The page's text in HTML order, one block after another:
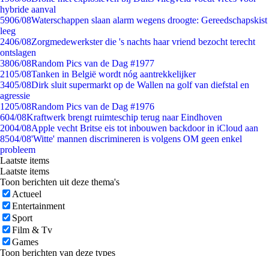
hybride aanval
5906/08Waterschappen slaan alarm wegens droogte: Gereedschapskist
leeg
2406/08Zorgmedewerkster die 's nachts haar vriend bezocht terecht
ontslagen
3806/08Random Pics van de Dag #1977
2105/08Tanken in België wordt nóg aantrekkelijker
3405/08Dirk sluit supermarkt op de Wallen na golf van diefstal en
agressie
1205/08Random Pics van de Dag #1976
604/08Kraftwerk brengt ruimteschip terug naar Eindhoven
2004/08Apple vecht Britse eis tot inbouwen backdoor in iCloud aan
8504/08'Witte' mannen discrimineren is volgens OM geen enkel
probleem
Laatste items
Laatste items
Toon berichten uit deze thema's
Actueel
Entertainment
Sport
Film & Tv
Games
Toon berichten van deze types